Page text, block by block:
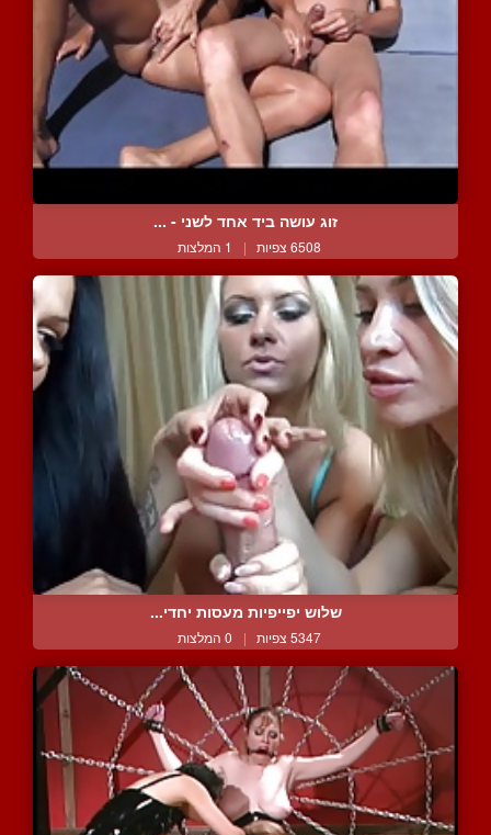
זוג עושה ביד אחד לשני - ...
6508 צפיות | 1 המלצות
שלוש יפייפיות מעסות יחדי...
5347 צפיות | 0 המלצות